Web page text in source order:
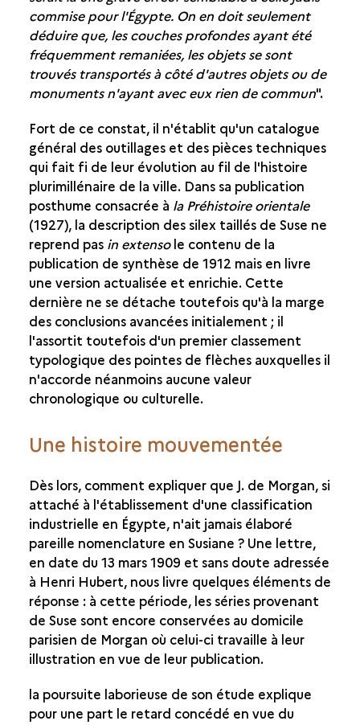
commise pour l'Égypte. On en doit seulement
déduire que, les couches profondes ayant été
fréquemment remaniées, les objets se sont
trouvés transportés à côté d'autres objets ou de
monuments n'ayant avec eux rien de commun".
Fort de ce constat, il n'établit qu'un catalogue
général des outillages et des pièces techniques
qui fait fi de leur évolution au fil de l'histoire
plurimillénaire de la ville. Dans sa publication
posthume consacrée à la Préhistoire orientale
(1927), la description des silex taillés de Suse ne
reprend pas in extensole contenu de la
publication de synthèse de 1912 mais en livre
une version actualisée et enrichie. Cette
dernière ne se détache toutefois qu'à la marge
des conclusions avancées initialement ; il
l'assortit toutefois d'un premier classement
typologique des pointes de flèches auxquelles il
n'accorde néanmoins aucune valeur
chronologique ou culturelle.
Une histoire mouvementée
Dès lors, comment expliquer que J. de Morgan, si
attaché à l'établissement d'une classification
industrielle en Égypte, n'ait jamais élaboré
pareille nomenclature en Susiane ? Une lettre,
en date du 13 mars 1909 et sans doute adressée
à Henri Hubert, nous livre quelques éléments de
réponse : à cette période, les séries provenant
de Suse sont encore conservées au domicile
parisien de Morgan où celui-ci travaille à leur
illustration en vue de leur publication.
la poursuite laborieuse de son étude explique
pour une part le retard concédé en vue du